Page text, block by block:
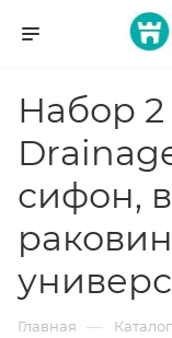
Набор 2
сифон,
Главная — Каталог